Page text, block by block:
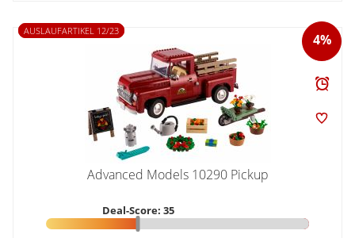
4%
AUSLAUFARTIKEL 12/23
Advanced Models 10290 Pickup
Deal-Score: 35